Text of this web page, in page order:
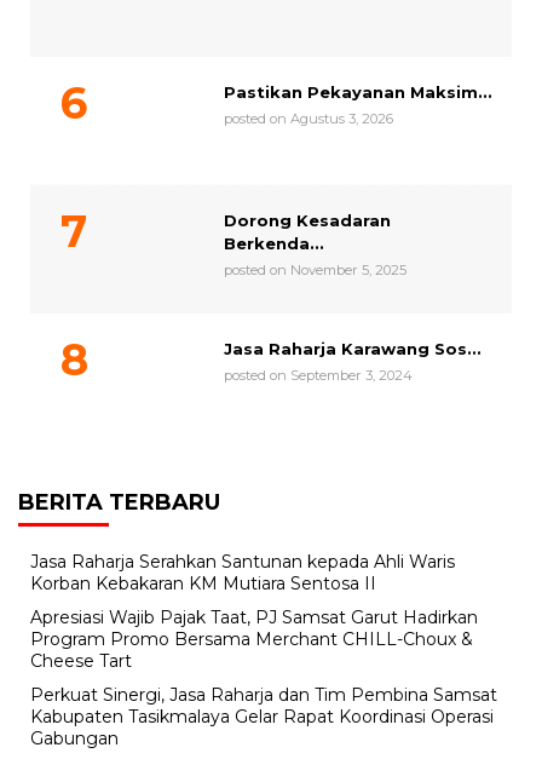
Pastikan Pekayanan Maksim...
posted on Agustus 3, 2026
Dorong Kesadaran
Berkenda...
posted on November 5, 2025
Jasa Raharja Karawang Sos...
posted on September 3, 2024
BERITA TERBARU
Jasa Raharja Serahkan Santunan kepada Ahli Waris
Korban Kebakaran KM Mutiara Sentosa II
Apresiasi Wajib Pajak Taat, PJ Samsat Garut Hadirkan
Program Promo Bersama Merchant CHILL-Choux &
Cheese Tart
Perkuat Sinergi, Jasa Raharja dan Tim Pembina Samsat
Kabupaten Tasikmalaya Gelar Rapat Koordinasi Operasi
Gabungan